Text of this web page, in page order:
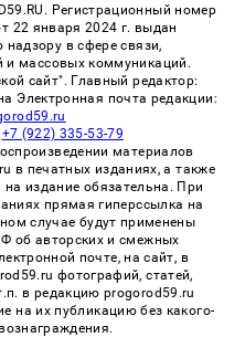
Регистрационный номер
января 2024 г. выдан
в сфере связи,
и массовых коммуникаций.
сайт". Главный редактор:
Электронная почта редакции:
+7 (922) 335-53-79
материалов
в печатных изданиях, а также
издание обязательна. При
прямая гиперссылка на
случае будут применены
об авторских и смежных
почте, на сайт, в
фотографий, статей,
в редакцию progorod59.ru
на их публикацию без какого-